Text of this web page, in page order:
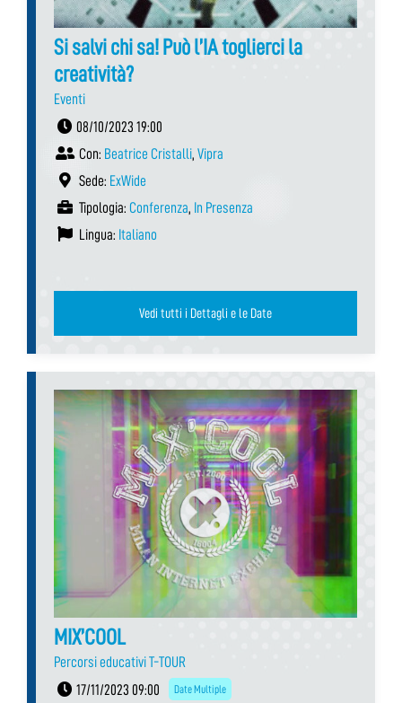
Si salvi chi sa! Può l’IA toglierci la
creatività?
Eventi
08/10/2023 19:00
Con: Beatrice Cristalli, Vipra
Sede: ExWide
Tipologia: Conferenza, In Presenza
Lingua: Italiano
Vedi tutti i Dettagli e le Date
MIX’COOL
Percorsi educativi T-TOUR
17/11/2023 09:00
Date Multiple